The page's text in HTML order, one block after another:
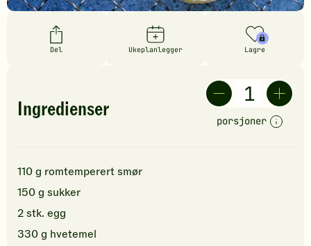
Del Ukeplanlegger Lagre
Ingredienser porsjoner
110g romtemperertsmør
150g sukker
2stk. egg
330g hvetemel